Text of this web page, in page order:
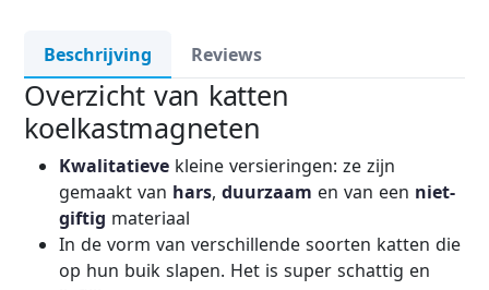
Beschrijving Reviews
Overzicht van katten
koelkastmagneten
Kwalitatieve kleine versieringen: ze zijn
gemaakt van hars,duurzaam en van een niet-
giftig materiaal
In de vorm van verschillende soorten katten die
op hun buik slapen. Het is super schattig en